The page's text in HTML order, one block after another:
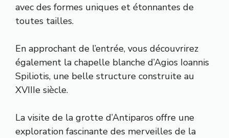
avec des formes uniques et étonnantes de
toutes tailles.
En approchant de l’entrée, vous découvrirez
également la chapelle blanche d’Agios Ioannis
Spiliotis, une belle structure construite au
XVIIIe siècle.
La visite de la grotte d’Antiparos offre une
exploration fascinante des merveilles de la